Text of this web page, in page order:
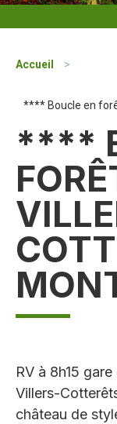
Accueil >
**** Boucle en
****
RV à 8h15
Villers-
château de